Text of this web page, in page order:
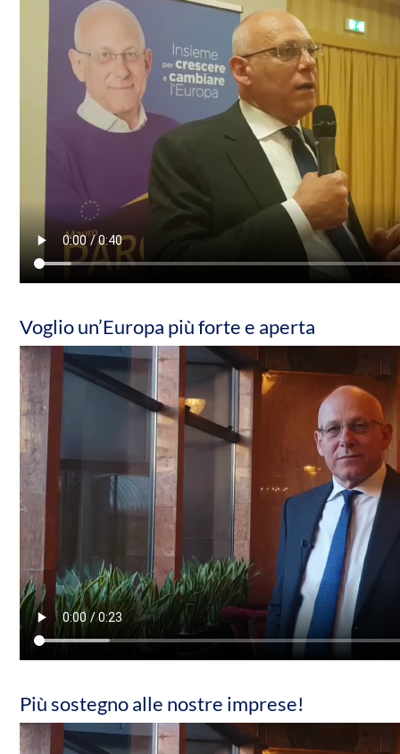
Voglio un’Europa più forte e aperta
Più sostegno alle nostre imprese!